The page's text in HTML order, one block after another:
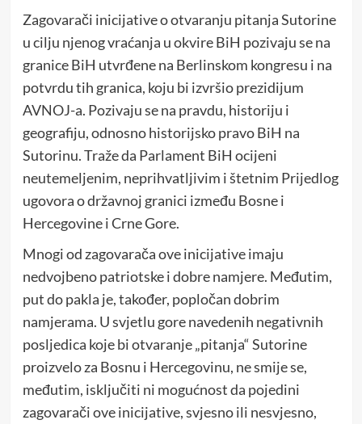
Zagovarači inicijative o otvaranju pitanja Sutorine
u cilju njenog vraćanja u okvire BiH pozivaju se na
granice BiH utvrđene na Berlinskom kongresu i na
potvrdu tih granica, koju bi izvršio prezidijum
AVNOJ-a. Pozivaju se na pravdu, historiju i
geografiju, odnosno historijsko pravo BiH na
Sutorinu. Traže da Parlament BiH ocijeni
neutemeljenim, neprihvatljivim i štetnim Prijedlog
ugovora o državnoj granici između Bosne i
Hercegovine i Crne Gore.
Mnogi od zagovarača ove inicijative imaju
nedvojbeno patriotske i dobre namjere. Međutim,
put do pakla je, također, popločan dobrim
namjerama. U svjetlu gore navedenih negativnih
posljedica koje bi otvaranje „pitanja“ Sutorine
proizvelo za Bosnu i Hercegovinu, ne smije se,
međutim, isključiti ni mogućnost da pojedini
zagovarači ove inicijative, svjesno ili nesvjesno,